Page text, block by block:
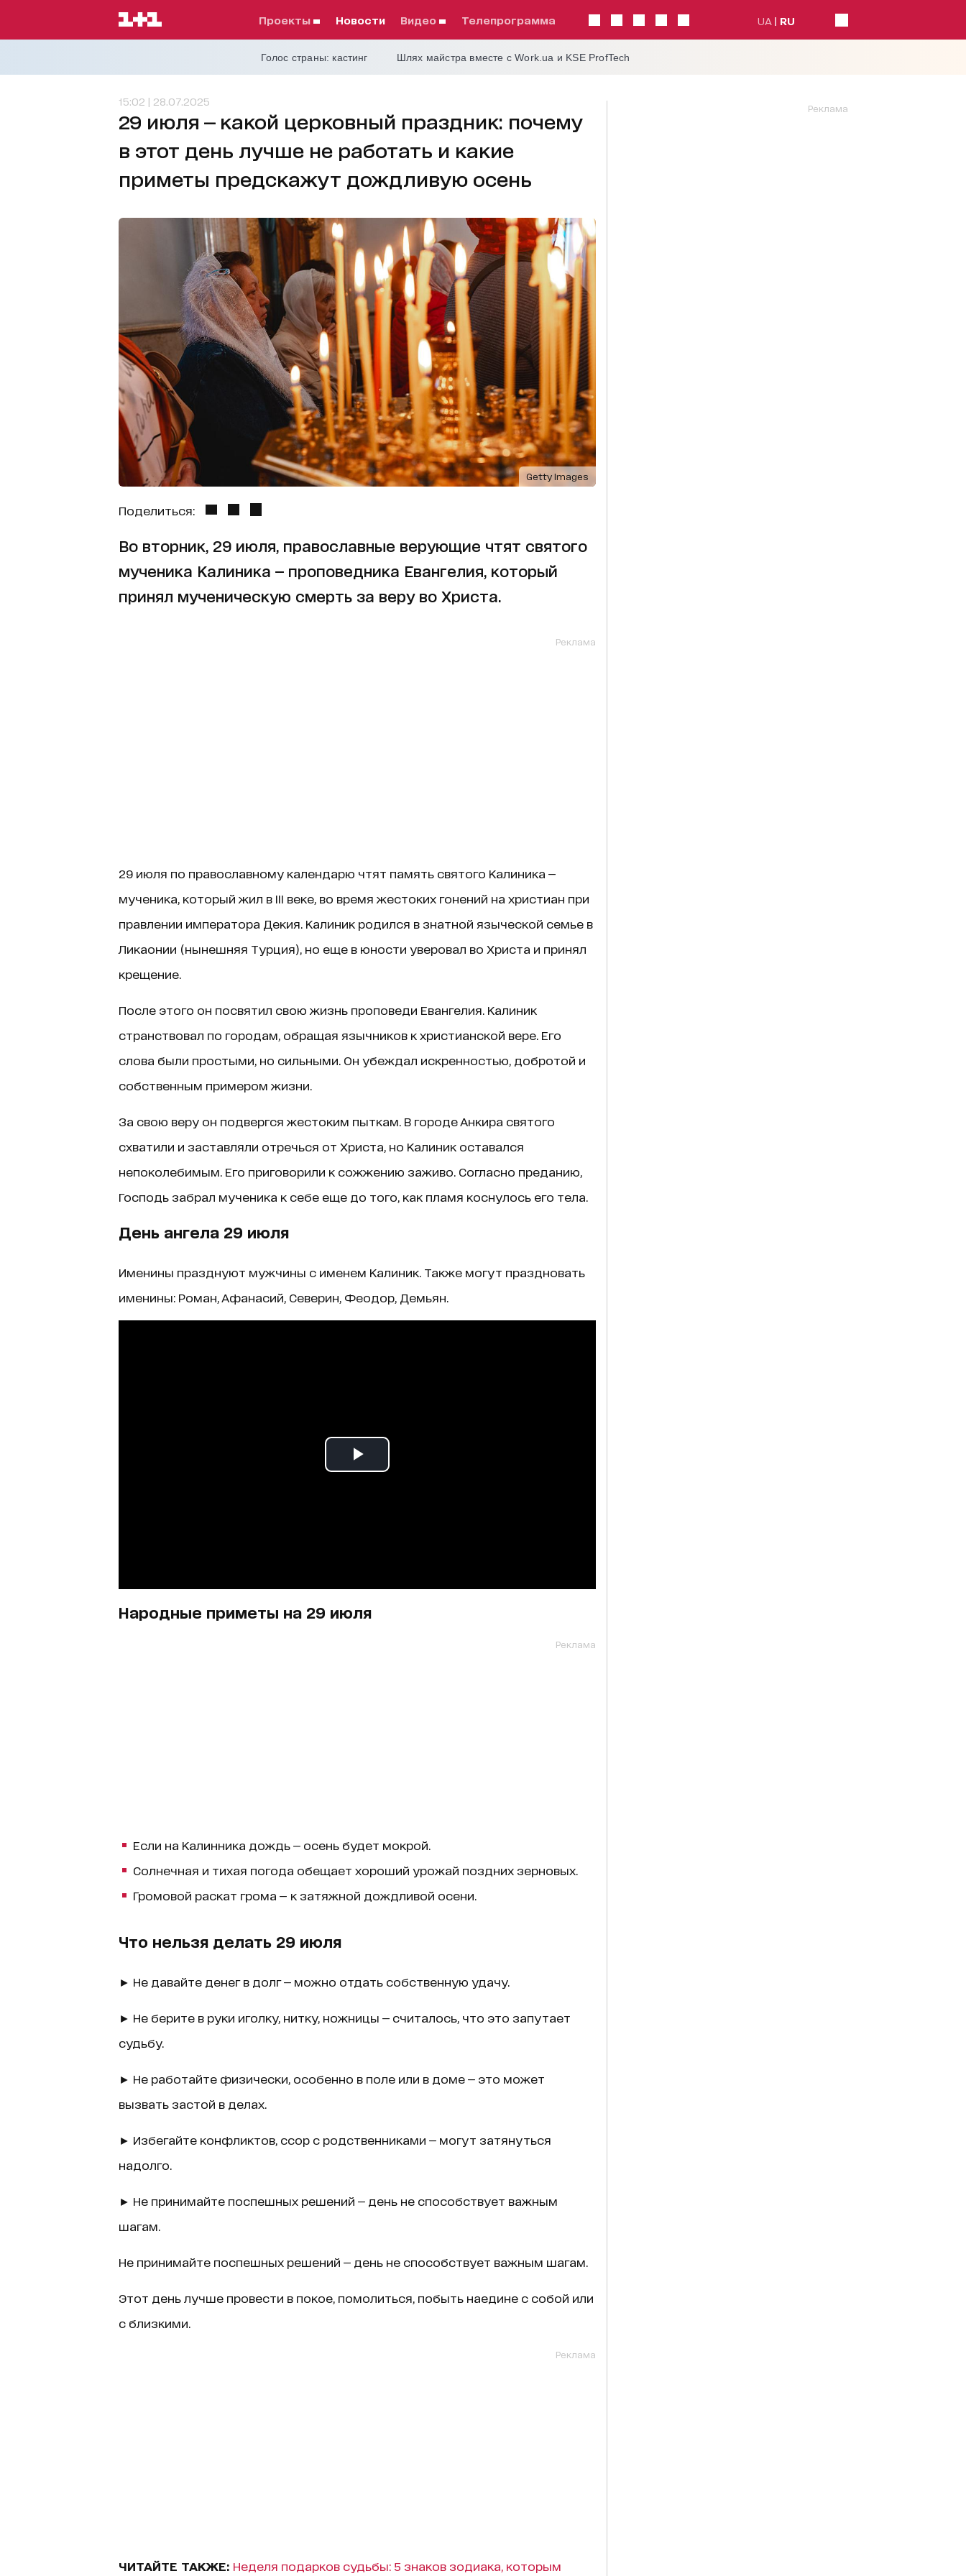
проекты Новости видео телепрограмма UA RU
Голос страны: кастинг Шлях майстра вместе с Work.ua и KSE ProfTech
15:02 | 28.07.2025
29 июля — какой церковный праздник: почему
в этот день лучше не работать и какие
приметы предскажут дождливую осень
Getty Images
Поделиться:
Во вторник, 29 июля, православные верующие чтят святого
мученика Калиника — проповедника Евангелия, который
принял мученическую смерть за веру во Христа.
Реклама
29 июля по православному календарю чтят память святого Калиника —
мученика, который жил в III веке, во время жестоких гонений на христиан при
правлении императора Декия. Калиник родился в знатной языческой семье в
Ликаонии (нынешняя Турция), но еще в юности уверовал во Христа и принял
крещение.
После этого он посвятил свою жизнь проповеди Евангелия. Калиник
странствовал по городам, обращая язычников к христианской вере. Его
слова были простыми, но сильными. Он убеждал искренностью, добротой и
собственным примером жизни.
За свою веру он подвергся жестоким пыткам. В городе Анкира святого
схватили и заставляли отречься от Христа, но Калиник оставался
непоколебимым. Его приговорили к сожжению заживо. Согласно преданию,
Господь забрал мученика к себе еще до того, как пламя коснулось его тела.
День ангела 29 июля
Именины празднуют мужчины с именем Калиник. Также могут праздновать
именины: Роман, Афанасий, Северин, Феодор, Демьян.
Народные приметы на 29 июля
Реклама
Если на Калинника дождь — осень будет мокрой.
Солнечная и тихая погода обещает хороший урожай поздних зерновых.
Громовой раскат грома — к затяжной дождливой осени.
Что нельзя делать 29 июля
► Не давайте денег в долг — можно отдать собственную удачу.
► Не берите в руки иголку, нитку, ножницы — считалось, что это запутает
судьбу.
► Не работайте физически, особенно в поле или в доме — это может
вызвать застой в делах.
► Избегайте конфликтов, ссор с родственниками — могут затянуться
надолго.
► Не принимайте поспешных решений — день не способствует важным
шагам.
Не принимайте поспешных решений — день не способствует важным шагам.
Этот день лучше провести в покое, помолиться, побыть наедине с собой или
с близкими.
Реклама
ЧИТАЙТЕ ТАКЖЕ: Неделя подарков судьбы: 5 знаков зодиака, которым
Реклама